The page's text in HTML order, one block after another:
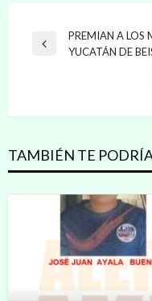
Navegación
Entrada
PREMIAN A LOS
YUCATÁN DE
TAMBIÉN TE